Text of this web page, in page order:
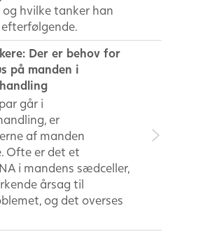
hvilke tanker han
Der er behov for
på manden i
går i
er
af manden
Ofte er det et
i mandens sædceller,
årsag til
og det overses